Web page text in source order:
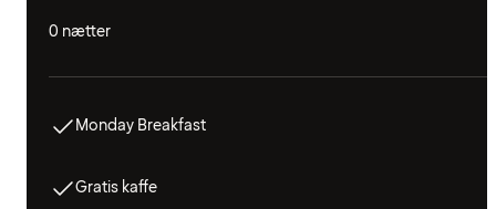
0 nætter
Monday Breakfast
Gratis kaffe